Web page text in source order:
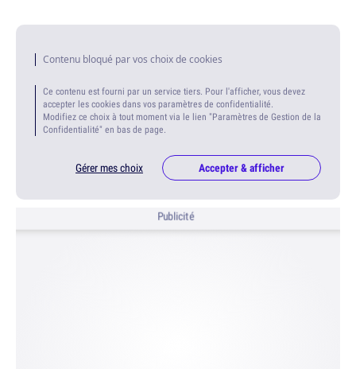
Contenu bloqué par vos choix de cookies
Ce contenu est fourni par un service tiers. Pour l'afficher, vous devez
accepter les cookies dans vos paramètres de confidentialité.
Modifiez ce choix à tout moment via le lien "Paramètres de Gestion de la
Confidentialité" en bas de page.
Gérer mes choix Accepter & afficher
Publicité